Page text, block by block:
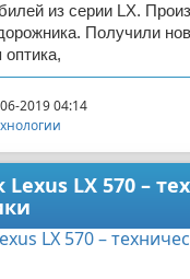
из серии LX.
Получили
2019 04:14
LX 570 –